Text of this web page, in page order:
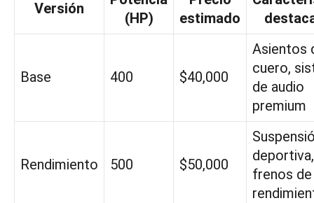
Versión
(HP)
estimado
Base 400 $40,000
Asientos
cuero,
de audio
premium
Rendimiento 500 $50,000
deportiva,
frenos